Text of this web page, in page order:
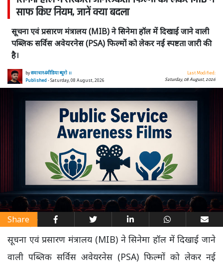
साफ किए नियम, जानें क्या बदला
सूचना एवं प्रसारण मंत्रालय (MIB) ने सिनेमा हॉल में दिखाई जाने वाली
पब्लिक सर्विस अवेयरनेस (PSA) फिल्मों को लेकर नई स्पष्टता जारी की
है।
byसमाचार4मीडिया ब्यूरो ।।
Published- Saturday, 08 August, 2026
Last Modified:
Saturday, 08 August, 2026
Share
सूचना एवं प्रसारण मंत्रालय (MIB) ने सिनेमा हॉल में दिखाई जाने
वाली पब्लिक सर्विस अवेयरनेस (PSA) फिल्मों को लेकर नई